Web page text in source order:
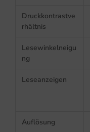
Druckkontrastve
rhältnis
Lesewinkelneigu
ng
Leseanzeigen
Auflösung